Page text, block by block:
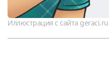
Иллюстрация с сайта geraci.ru